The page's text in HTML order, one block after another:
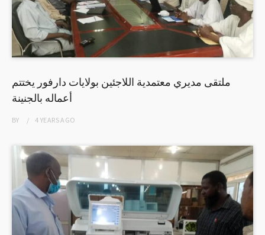
ملتقى مديري معتمدية اللاجئين بولايات دارفور يختتم
أعماله بالجنينة
BY 4 YEARSAGO